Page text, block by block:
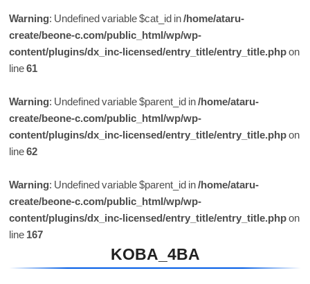
Warning: Undefined variable $cat_id in/home/ataru-
create/beone-c.com/public_html/wp/wp-
content/plugins/dx_inc-licensed/entry_title/entry_title.phpon
line61
Warning: Undefined variable $parent_id in/home/ataru-
create/beone-c.com/public_html/wp/wp-
content/plugins/dx_inc-licensed/entry_title/entry_title.phpon
line62
Warning: Undefined variable $parent_id in/home/ataru-
create/beone-c.com/public_html/wp/wp-
content/plugins/dx_inc-licensed/entry_title/entry_title.phpon
line167
KOBA_4BA